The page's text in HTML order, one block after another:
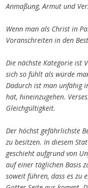
Anmaßung, Armut und
Wenn man als Christ in
Voranschreiten in den
Die nächste Kategorie ist
sich so fühlt als würde
Dadurch ist man unfähig
hat, hineinzugehen.
Gleichgültigkeit.
Der höchst gefährlichste
zu besitzen. In diesem
geschieht aufgrund von
auf einer täglichen Basis
soweit führen, dass es zu